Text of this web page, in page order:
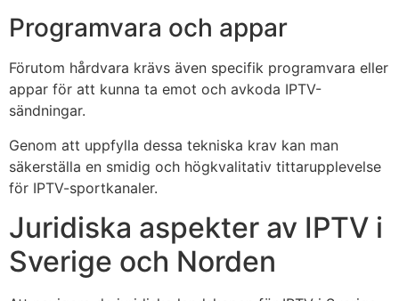
Programvara och appar
Förutom hårdvara krävs även specifik programvara eller
appar för att kunna ta emot och avkoda IPTV-
sändningar.
Genom att uppfylla dessa tekniska krav kan man
säkerställa en smidig och högkvalitativ tittarupplevelse
för IPTV-sportkanaler.
Juridiska aspekter av IPTV i
Sverige och Norden